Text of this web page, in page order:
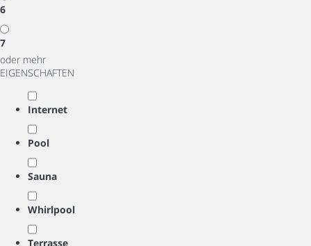
6
7
oder mehr
EIGENSCHAFTEN
Internet
Pool
Sauna
Whirlpool
Terrasse